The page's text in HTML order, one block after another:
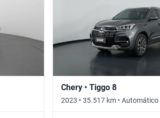
Chery • Tiggo 8
2023 • 35.517 km • Automático